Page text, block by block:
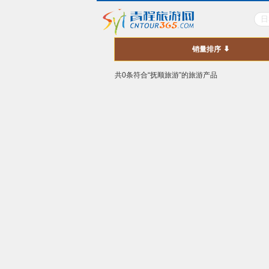
销量排序
共0条符合“抚顺旅游”的旅游产品